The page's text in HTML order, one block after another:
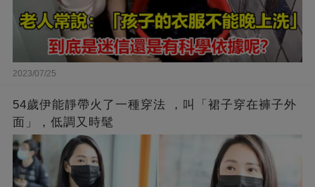
2023/07/25
54歲伊能靜帶火了一種穿法 ，叫「裙子穿在褲子外
面」，低調又時髦